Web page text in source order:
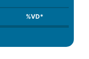
%VD*